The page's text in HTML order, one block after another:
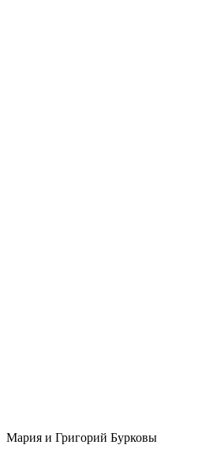
Мария и Григорий Бурковы